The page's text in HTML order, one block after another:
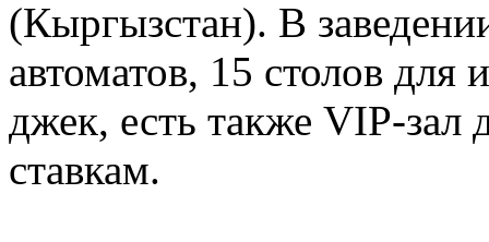
(Кыргызстан). В
автоматов, 15 столов для
джек, есть также VIP-
ставкам.